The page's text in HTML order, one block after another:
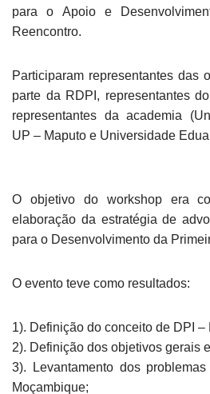
para o Apoio e
Reencontro.
Participaram representantes das
parte da RDPI, representantes
representantes da academia
UP – Maputo e Universidade
O objetivo do workshop era
elaboração da estratégia de
para o Desenvolvimento da
O evento teve como resultados:
1). Definição do conceito de DPI –
2). Definição dos objetivos gerais
3). Levantamento dos
Moçambique;